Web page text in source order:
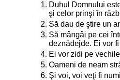
1. Duhul Domnului
şi celor prinşi în
2. Să dau de ştire un
3. Să mângâi pe cei
deznădejde. Ei vor
4. Ei vor zidi pe
5. Oameni de neam
6. Şi voi, voi veţi fi